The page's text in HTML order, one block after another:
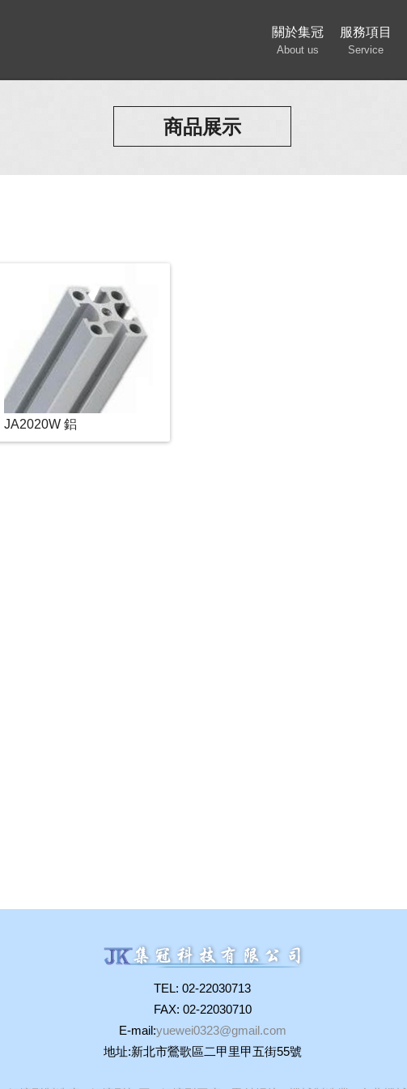
關於集冠
About us
服務項目
Service
商品展示
JA2020W 鋁
TEL: 02-22030713
FAX: 02-22030710
E-mail:yuewei0323@gmail.com
地址:新北市鶯歌區二甲里甲五街55號